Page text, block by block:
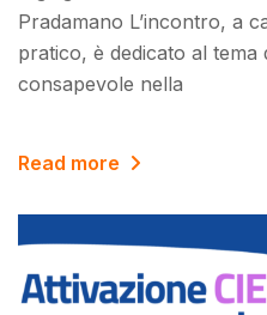
Pradamano L’incontro, a
pratico, è dedicato al tema
consapevole nella
Read more